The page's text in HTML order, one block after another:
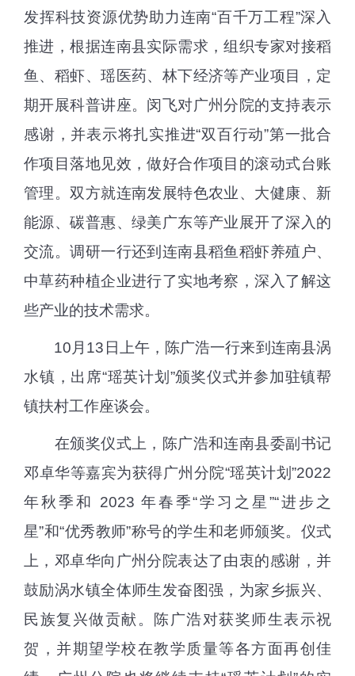
发挥科技资源优势助力连南“百千万工程”深入
推进，根据连南县实际需求，组织专家对接稻
鱼、稻虾、瑶医药、林下经济等产业项目，定
期开展科普讲座。闵飞对广州分院的支持表示
感谢，并表示将扎实推进“双百行动”第一批合
作项目落地见效，做好合作项目的滚动式台账
管理。双方就连南发展特色农业、大健康、新
能源、碳普惠、绿美广东等产业展开了深入的
交流。调研一行还到连南县稻鱼稻虾养殖户、
中草药种植企业进行了实地考察，深入了解这
些产业的技术需求。
10 月 13 日上午，陈广浩一行来到连南县涡
水镇，出席“瑶英计划”颁奖仪式并参加驻镇帮
镇扶村工作座谈会。
在颁奖仪式上，陈广浩和连南县委副书记
邓卓华等嘉宾为获得广州分院“瑶英计划”2022
年秋季和
2023 年春季“学习之星”“进步之
星”和“优秀教师”称号的学生和老师颁奖。仪式
上，邓卓华向广州分院表达了由衷的感谢，并
鼓励涡水镇全体师生发奋图强，为家乡振兴、
民族复兴做贡献。陈广浩对获奖师生表示祝
贺，并期望学校在教学质量等各方面再创佳